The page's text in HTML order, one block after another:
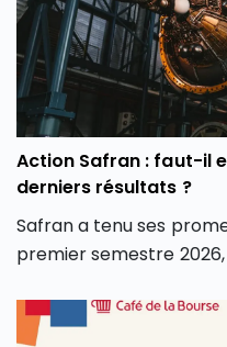
peut transformer votre
vous aider à mieux
marchés.
Action Safran : faut-il
derniers résultats ?
Safran a tenu ses
premier semestre
d’affaires, marge
génération de cash.